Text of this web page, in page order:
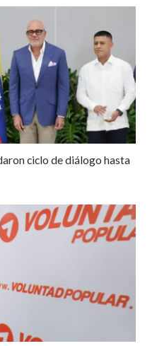
ciclo de diálogo hasta